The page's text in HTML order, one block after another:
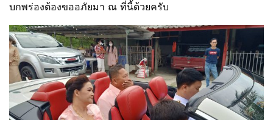
บกพร่องต้องขออภัยมา ณ ที่นี้ด้วยครับ